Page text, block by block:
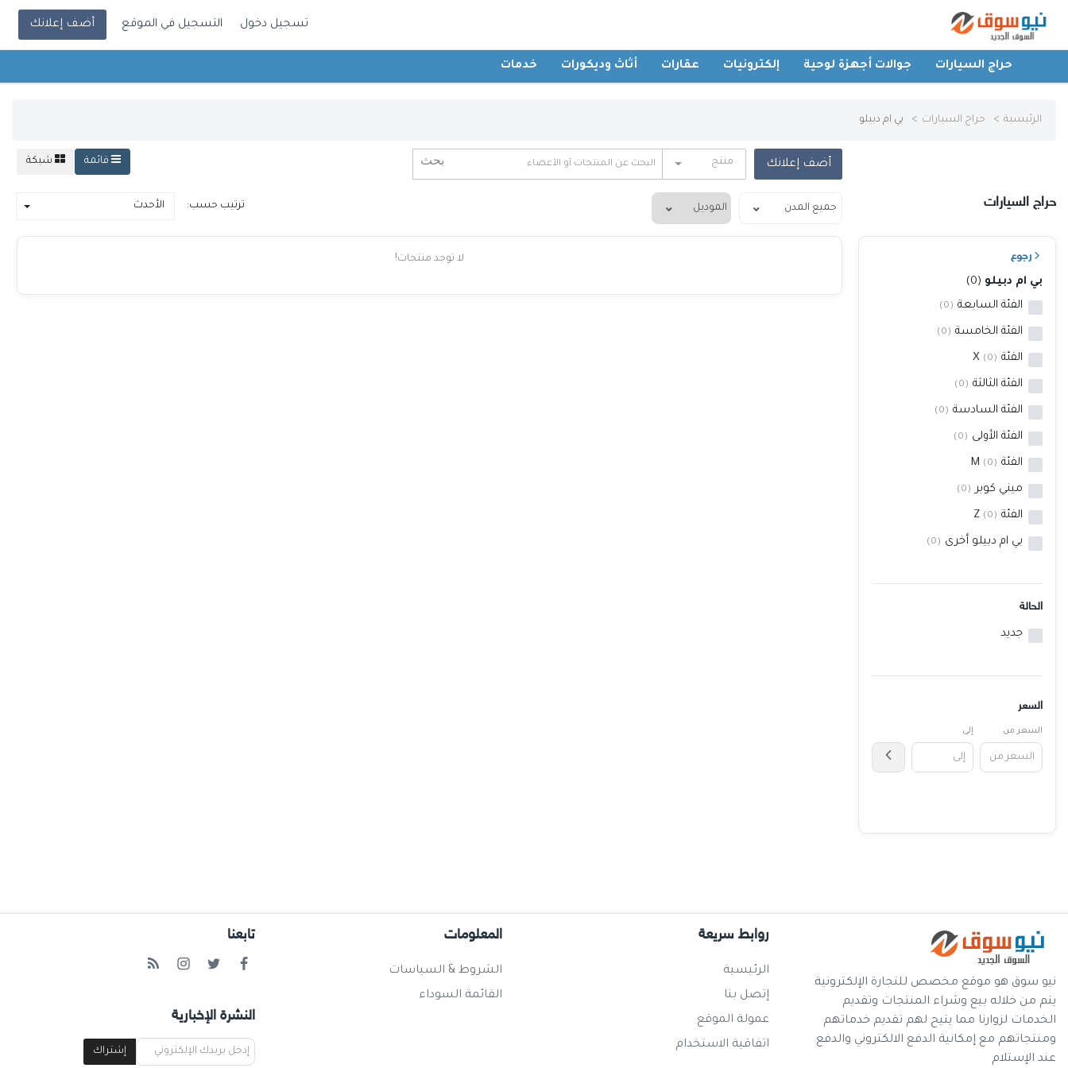
تسجيل دخول التسجيل في الموقع أضف إعلانك
حراج السيارات جوالات أجهزة لوحية إلكترونيات عقارات أثاث وديكورات خدمات
عقارات
أثاث وديكورات
المدونة
اتفاقية الاستخدام
الشروط & السياسات
تسجيل دخول
الرئيسية حراج السيارات بي ام دبيلو
أضف إعلانك منتج قائمة شبكة
حراج السيارات ترتيب حسب: الأحدث
رجوع
بي ام دبيلو (0)
الفئة السابعة (0)
الفئة الخامسة (0)
الفئة X (0)
الفئة الثالثة (0)
الفئة السادسة (0)
الفئة الأولى (0)
الفئة M (0)
ميني كوبر (0)
الفئة Z (0)
بي ام دبيلو أخرى (0)
الحالة
جديد
السعر
السعر من إلى
لا توجد منتجات!
نيو سوق هو موقع مخصص للتجارة الإلكترونية
يتم من خلاله بيع وشراء المنتجات وتقديم
الخدمات لزوارنا مما يتيح لهم تقديم خدماتهم
ومنتجاتهم مع إمكانية الدفع الالكتروني والدفع
عند الإستلام
روابط سريعة
الرئيسية
إتصل بنا
عمولة الموقع
اتفاقية الاستخدام
المعلومات
الشروط & السياسات
القائمة السوداء
تابعنا
النشرة الإخبارية
إشتراك